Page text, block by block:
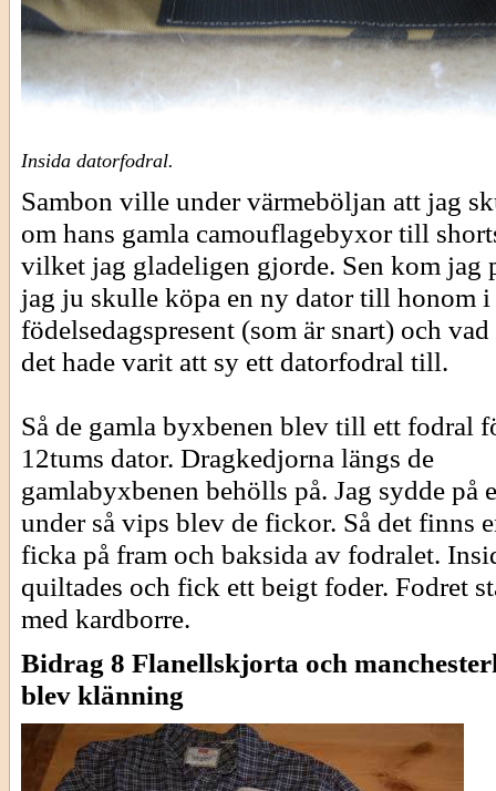
Insida datorfodral.
Sambon ville under värmeböljan att jag
om hans gamla camouflagebyxor till
vilket jag gladeligen gjorde. Sen kom jag
jag ju skulle köpa en ny dator till honom i
födelsedagspresent (som är snart) och
det hade varit att sy ett datorfodral till.
Så de gamla byxbenen blev till ett fodral
12tums dator. Dragkedjorna längs de
gamlabyxbenen behölls på. Jag sydde på
under så vips blev de fickor. Så det finns
ficka på fram och baksida av fodralet.
quiltades och fick ett beigt foder. Fodret
med kardborre.
Bidrag 8 Flanellskjorta och
blev klänning